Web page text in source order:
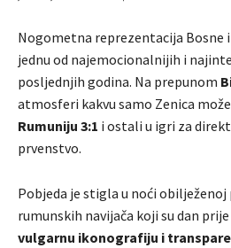
Nogometna reprezentacija Bosne
jednu od najemocionalnijih i
posljednjih godina. Na prepunom
atmosferi kakvu samo Zenica
Rumuniju 3:1 i ostali u igri za
prvenstvo.
Pobjeda je stigla u noći
rumunskih navijača koji su dan
vulgarnu ikonografiju i